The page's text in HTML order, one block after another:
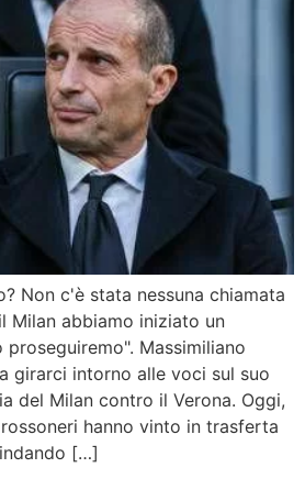
Non c'è stata nessuna chiamata
Milan abbiamo iniziato un
Massimiliano
girarci intorno alle voci sul suo
del Milan contro il Verona. Oggi,
hanno vinto in trasferta
[…]